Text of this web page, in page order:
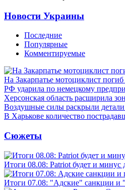
Новости Украины
Последние
Популярные
Комментируемые
На Закарпатье мотоциклист
РФ ударила по немецкому
Херсонская область расширила
Воздушные силы раскрыли
В Харькове количество
Сюжеты
Итоги 08.08: Patriot будет и
Итоги 07.08: "Адские" санкции и